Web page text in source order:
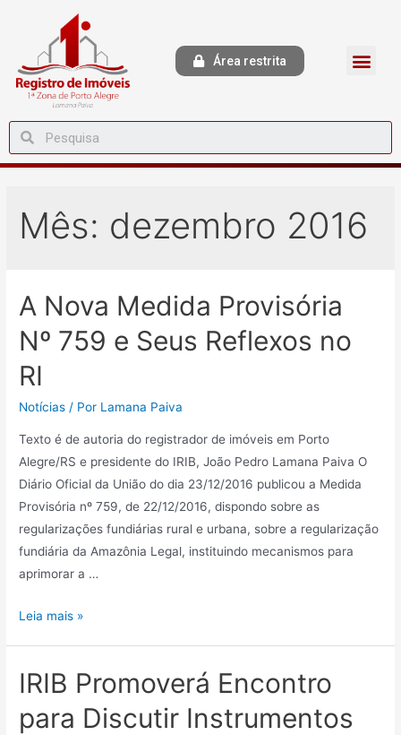
Área restrita
Mês: dezembro 2016
A Nova Medida Provisória
Nº 759 e Seus Reflexos no
RI
Notícias / Por Lamana Paiva
Texto é de autoria do registrador de imóveis em Porto
Alegre/RS e presidente do IRIB, João Pedro Lamana Paiva O
Diário Oficial da União do dia 23/12/2016 publicou a Medida
Provisória nº 759, de 22/12/2016, dispondo sobre as
regularizações fundiárias rural e urbana, sobre a regularização
fundiária da Amazônia Legal, instituindo mecanismos para
aprimorar a …
Leia mais »
IRIB Promoverá Encontro
para Discutir Instrumentos